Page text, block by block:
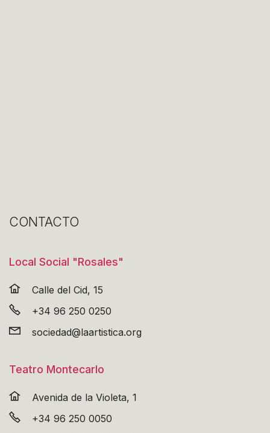
CONTACTO
Local Social "Rosales"
Calle del Cid, 15
+34 96 250 0250
sociedad@laartistica.org
Teatro Montecarlo
Avenida de la Violeta, 1
+34 96 250 0050